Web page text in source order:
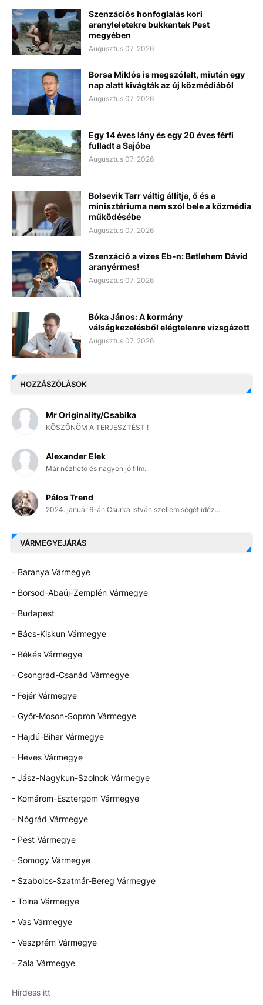
Szenzációs honfoglalás kori
aranyleletekre bukkantak Pest
megyében
Augusztus 07, 2026
Borsa Miklós is megszólalt, miután egy
nap alatt kivágták az új közmédiából
Augusztus 07, 2026
Egy 14 éves lány és egy 20 éves férfi
fulladt a Sajóba
Augusztus 07, 2026
Bolsevik Tarr váltig állítja, ő és a
minisztériuma nem szól bele a közmédia
működésébe
Augusztus 07, 2026
Szenzáció a vizes Eb-n: Betlehem Dávid
aranyérmes!
Augusztus 07, 2026
Bóka János: A kormány
válságkezelésből elégtelenre vizsgázott
Augusztus 07, 2026
HOZZÁSZÓLÁSOK
Mr Originality/Csabika
KÖSZÖNÖM A TERJESZTÉST !
Alexander Elek
Már nézhető és nagyon jó film.
Pálos Trend
2024. január 6-án Csurka István szellemiségét idéz...
VÁRMEGYEJÁRÁS
- Baranya Vármegye
- Borsod-Abaúj-Zemplén Vármegye
- Budapest
- Bács-Kiskun Vármegye
- Békés Vármegye
- Csongrád-Csanád Vármegye
- Fejér Vármegye
- Győr-Moson-Sopron Vármegye
- Hajdú-Bihar Vármegye
- Heves Vármegye
- Jász-Nagykun-Szolnok Vármegye
- Komárom-Esztergom Vármegye
- Nógrád Vármegye
- Pest Vármegye
- Somogy Vármegye
- Szabolcs-Szatmár-Bereg Vármegye
- Tolna Vármegye
- Vas Vármegye
- Veszprém Vármegye
- Zala Vármegye
Hirdess itt